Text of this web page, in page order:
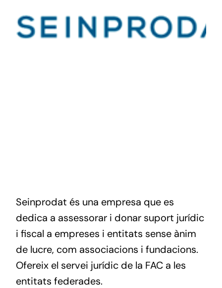
Seinprodat és una empresa que es
dedica a assessorar i donar suport jurídic
i fiscal a empreses i entitats sense ànim
de lucre, com associacions i fundacions.
Ofereix el servei jurídic de la FAC a les
entitats federades.